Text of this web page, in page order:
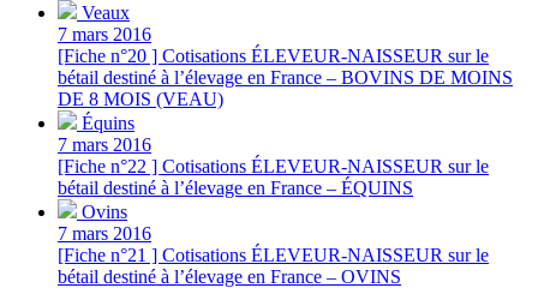
Veaux
7 mars 2016
[Fiche n°20 ] Cotisations ÉLEVEUR-NAISSEUR sur le
bétail destiné à l’élevage en France – BOVINS DE MOINS
DE 8 MOIS (VEAU)
Équins
7 mars 2016
[Fiche n°22 ] Cotisations ÉLEVEUR-NAISSEUR sur le
bétail destiné à l’élevage en France – ÉQUINS
Ovins
7 mars 2016
[Fiche n°21 ] Cotisations ÉLEVEUR-NAISSEUR sur le
bétail destiné à l’élevage en France – OVINS